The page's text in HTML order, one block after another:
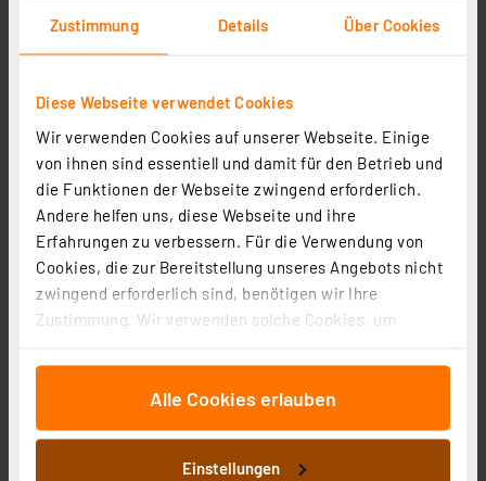
Zustimmung Details Über Cookies
Diese Webseite verwendet Cookies
Wir verwenden Cookies auf unserer Webseite. Einige
von ihnen sind essentiell und damit für den Betrieb und
die Funktionen der Webseite zwingend erforderlich.
Andere helfen uns, diese Webseite und ihre
Erfahrungen zu verbessern. Für die Verwendung von
Cookies, die zur Bereitstellung unseres Angebots nicht
zwingend erforderlich sind, benötigen wir Ihre
Zustimmung. Wir verwenden solche Cookies, um
für soziale Medien anbieten zu können und die Zugriffe
auf unsere Website zu analysieren. Außerdem geben
wir Informationen zu Ihrer Verwendung unserer Website
an unsere Partner für soziale Medien, Werbung und
Analysen weiter. Unsere Partner führen diese
Alle Cookies erlauben
Einstellungen
Homematic IP Smart Home Schaltaktor für
Artikel-Nr. 154684
2 3 4 5 (13)
87.08 CHF
Informationen zu Versandkosten